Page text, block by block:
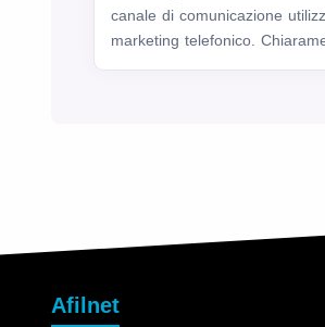
canale di comunicazione
marketing telefonico.
Afilnet